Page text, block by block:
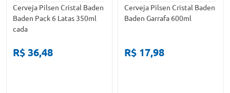
Cerveja Pilsen Cristal Baden
Baden Pack 6 Latas 350ml
cada
R$ 36,48
Cerveja Pilsen Cristal Baden
Baden Garrafa 600ml
R$ 17,98